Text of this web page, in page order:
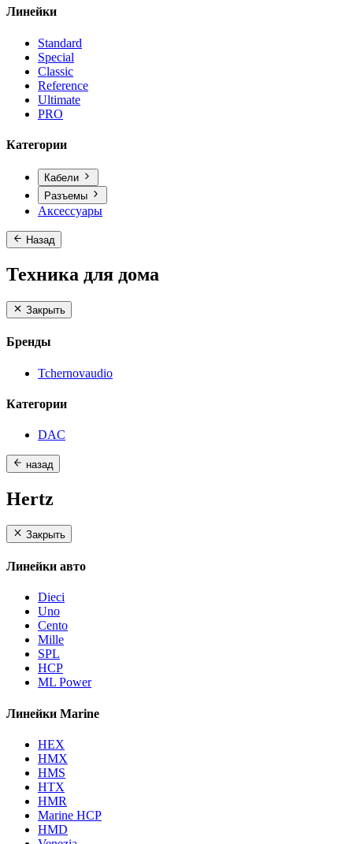
Линейки
Standard
Special
Classic
Reference
Ultimate
PRO
Категории
Кабели
Разъемы
Аксессуары
Назад
Техника для дома
Закрыть
Бренды
Tchernovaudio
Категории
DAC
назад
Hertz
Закрыть
Линейки авто
Dieci
Uno
Cento
Mille
SPL
HCP
ML Power
Линейки Marine
HEX
HMX
HMS
HTX
HMR
Marine HCP
HMD